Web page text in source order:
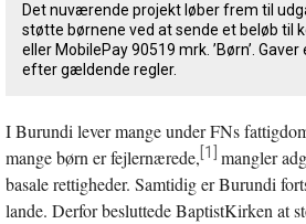
Det nuværende projekt løber frem til
støtte børnene ved at sende et beløb til
eller MobilePay 90519 mrk. ’Børn’.
efter gældende regler.
I Burundi lever mange under FNs
mange børn er fejlernærede, [1]
mangler
basale rettigheder. Samtidig er Burundi
lande. Derfor besluttede BaptistKirken at